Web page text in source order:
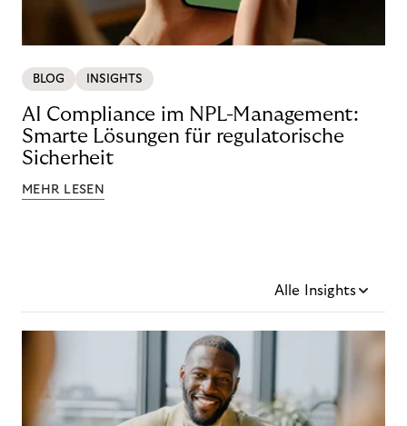
BLOG INSIGHTS
AI Compliance im NPL-Management:
Smarte Lösungen für regulatorische
Sicherheit
MEHR LESEN
Alle Insights